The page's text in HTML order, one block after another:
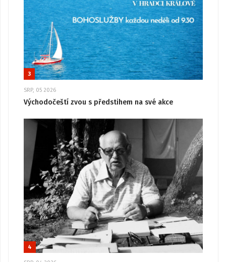
3
SRP, 05 2026
Východočeští zvou s předstihem na své akce
4